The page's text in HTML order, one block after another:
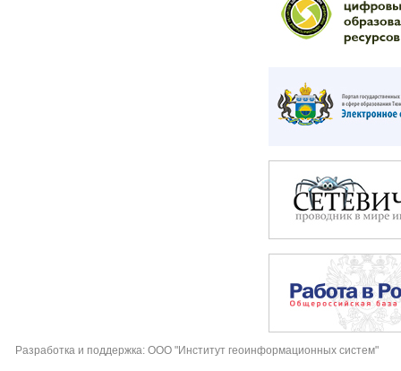
Разработка и поддержка: ООО "Институт геоинформационных систем"